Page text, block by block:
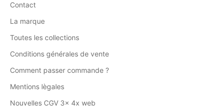
Contact
La marque
Toutes les collections
Conditions générales de vente
Comment passer commande ?
Mentions lègales
Nouvelles CGV 3x 4x web